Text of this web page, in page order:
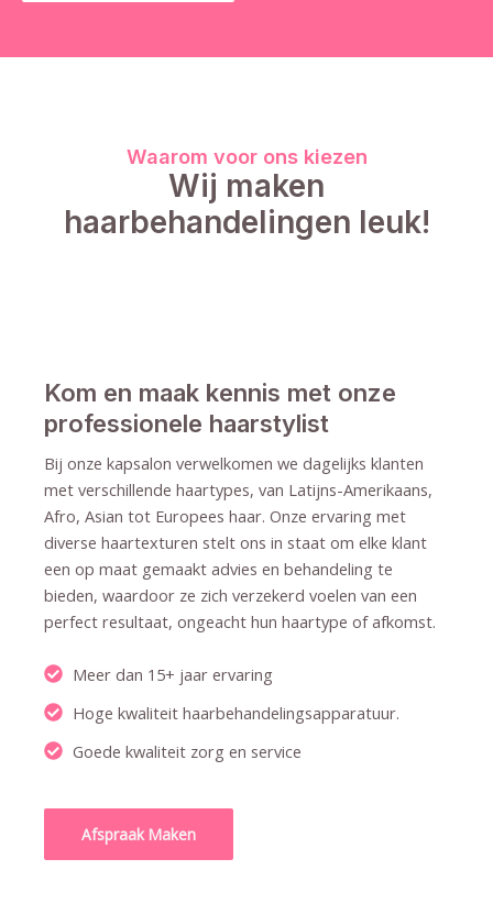
Waarom voor ons kiezen
Wij maken
haarbehandelingen leuk!
Kom en maak kennis met onze
professionele haarstylist
Bij onze kapsalon verwelkomen we dagelijks klanten
met verschillende haartypes, van Latijns-Amerikaans,
Afro, Asian tot Europees haar. Onze ervaring met
diverse haartexturen stelt ons in staat om elke klant
een op maat gemaakt advies en behandeling te
bieden, waardoor ze zich verzekerd voelen van een
perfect resultaat, ongeacht hun haartype of afkomst.
Meer dan 15+ jaar ervaring
Hoge kwaliteit haarbehandelingsapparatuur.
Goede kwaliteit zorg en service
Afspraak Maken